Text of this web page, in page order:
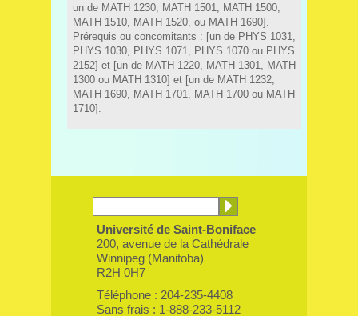
un de MATH 1230, MATH 1501, MATH 1500,
MATH 1510, MATH 1520, ou MATH 1690].
Prérequis ou concomitants : [un de PHYS 1031,
PHYS 1030, PHYS 1071, PHYS 1070 ou PHYS
2152] et [un de MATH 1220, MATH 1301, MATH
1300 ou MATH 1310] et [un de MATH 1232,
MATH 1690, MATH 1701, MATH 1700 ou MATH
1710].
Université de Saint-Boniface
200, avenue de la Cathédrale
Winnipeg (Manitoba)
R2H 0H7
Téléphone : 204-235-4408
Sans frais : 1-888-233-5112